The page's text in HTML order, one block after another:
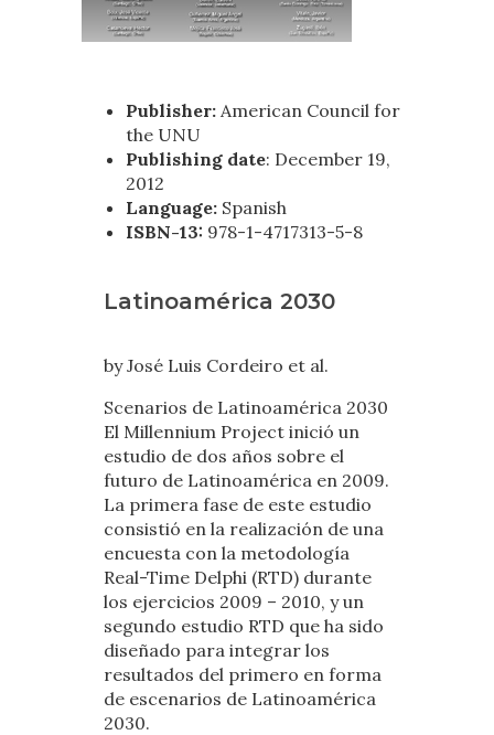
Publisher: American Council for
the UNU
Publishing date: December 19,
2012
Language: Spanish
ISBN-13: 978-1-4717313-5-8
Latinoamérica 2030
by José Luis Cordeiro et al.
Scenarios de Latinoamérica 2030
El Millennium Project inició un
estudio de dos años sobre el
futuro de Latinoamérica en 2009.
La primera fase de este estudio
consistió en la realización de una
encuesta con la metodología
Real-Time Delphi (RTD) durante
los ejercicios 2009 – 2010, y un
segundo estudio RTD que ha sido
diseñado para integrar los
resultados del primero en forma
de escenarios de Latinoamérica
2030.